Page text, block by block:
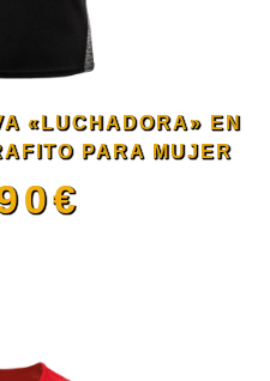
«LUCHADORA» EN
PARA MUJER
€